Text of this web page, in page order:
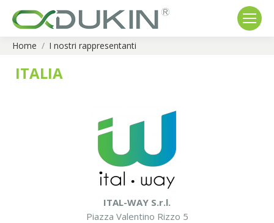
You are here:
Home I nostri rappresentanti
ITALIA
ITAL-WAY S.r.l.
Piazza Valentino Rizzo 5